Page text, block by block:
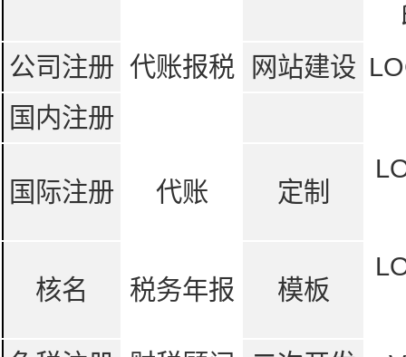
公司注册 代账报税 网站建设
国内注册
国际注册 代账 定制
核名 税务年报 模板